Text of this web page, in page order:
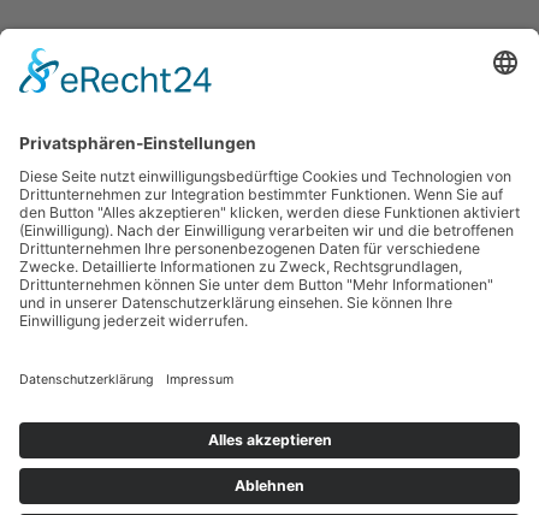
Eltern
Gespräche
Karriere
Ausbildung
Bewerben
Aktuelles
Presse